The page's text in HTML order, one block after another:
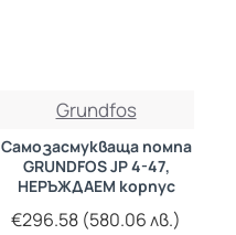
Grundfos
Самозасмукваща помпа
GRUNDFOS JP 4-47,
НЕРЪЖДАЕМ корпус
€296.58 (580.06 лв.)